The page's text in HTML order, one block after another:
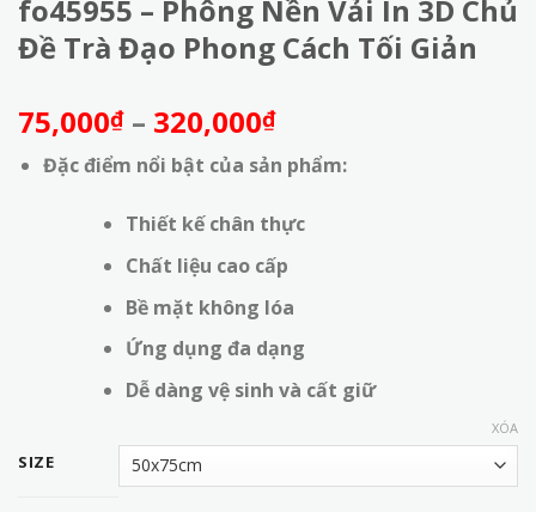
fo45955 – Phông Nền Vải In 3D Chủ
Đề Trà Đạo Phong Cách Tối Giản
75,000₫ – 320,000₫Khoảng
giá:
từ
đến
320,000₫
Đặc điểm nổi bật của sản phẩm:
Thiết kế chân thực
Chất liệu cao cấp
Bề mặt không lóa
Ứng dụng đa dạng
Dễ dàng vệ sinh và cất giữ
SIZE
XÓA